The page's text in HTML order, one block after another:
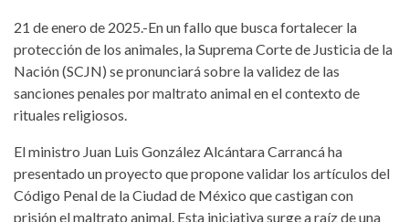
21 de enero de 2025.-En un fallo que busca fortalecer la
protección de los animales, la Suprema Corte de Justicia de la
Nación (SCJN) se pronunciará sobre la validez de las
sanciones penales por maltrato animal en el contexto de
rituales religiosos.
El ministro Juan Luis González Alcántara Carrancá ha
presentado un proyecto que propone validar los artículos del
Código Penal de la Ciudad de México que castigan con
prisión el maltrato animal. Esta iniciativa surge a raíz de una